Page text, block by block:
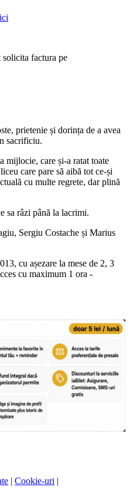
factura pe
prietenie și dorința de a avea
sacrificiu.
mijlocie, care și-a ratat toate
care pare să aibă tot ce-și
cu multe regrete, dar plină
sa râzi până la lacrimi.
Sergiu Costache și Marius
cu așezare la mese de 2, 3
cu maximum 1 ora -
| Cookie-uri |